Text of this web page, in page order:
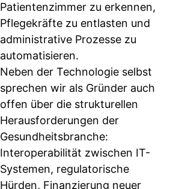
Patientenzimmer zu erkennen,
Pflegekräfte zu entlasten und
administrative Prozesse zu
automatisieren.
Neben der Technologie selbst
sprechen wir als Gründer auch
offen über die strukturellen
Herausforderungen der
Gesundheitsbranche:
Interoperabilität zwischen IT-
Systemen, regulatorische
Hürden, Finanzierung neuer